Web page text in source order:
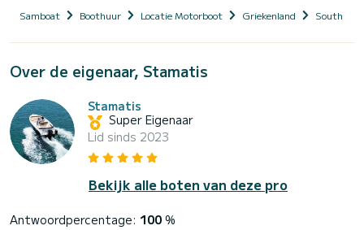
Samboat Boothuur Locatie Motorboot Griekenland South
Over de eigenaar, Stamatis
Stamatis
Super Eigenaar
Lid sinds 2023
Bekijk alle boten van deze pro
Antwoordpercentage: 100 %